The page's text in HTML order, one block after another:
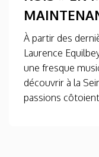
À partir des
Laurence
une fresque
découvrir à la
passions